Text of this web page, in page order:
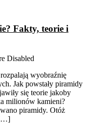
Fakty, teorie i
Disabled
wyobraźnię
Jak powstały piramidy
się teorie jakoby
milionów kamieni?
piramidy. Otóż
[…]